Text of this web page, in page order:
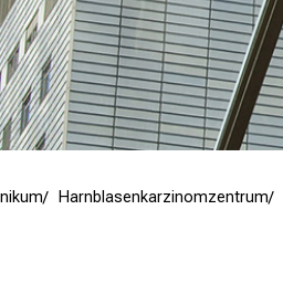
Harnblasenkarzinomzentrum